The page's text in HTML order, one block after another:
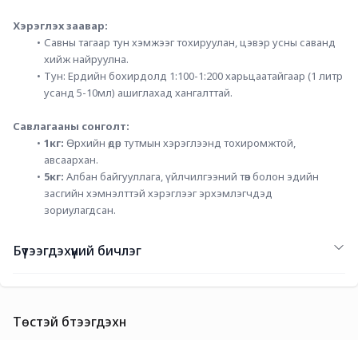
Хэрэглэх заавар:
Савны тагаар тун хэмжээг тохируулан, цэвэр усны саванд
хийж найруулна.
Тун: Ердийн бохирдолд 1:100-1:200 харьцаатайгаар (1 литр
усанд 5-10мл) ашиглахад хангалттай.
Савлагааны сонголт:
1кг: Өрхийн өдөр тутмын хэрэглээнд тохиромжтой,
авсаархан.
5кг: Албан байгууллага, үйлчилгээний төв болон эдийн
засгийн хэмнэлттэй хэрэглээг эрхэмлэгчдэд
зориулагдсан.
Бүтээгдэхүүний бичлэг
Төстэй бүтээгдэхүүн